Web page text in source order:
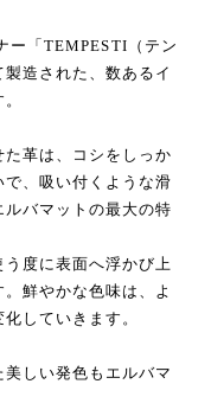
ー「TEMPESTI（テン
造された、数あるイ
革は、コシをしっか
、吸い付くような滑
バマットの最大の特
度に表面へ浮かび上
鮮やかな色味は、よ
していきます。
しい発色もエルバマ